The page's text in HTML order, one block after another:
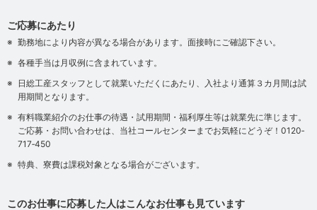
ご応募にあたり
勤務地により内容が異なる場合があります。面接時にご確認下さい。
各種手当は月収例に含まれています。
日総工産スタッフとして就業いただくにあたり、入社より通算３カ月間は試
用期間となります。
有料職業紹介のお仕事の待遇・試用期間・福利厚生等は就業先に準じます。
ご応募・お問い合わせは、当社コールセンターまでお気軽にどうぞ！0120‐
717‐450
特典、寮費は課税対象となる場合がございます。
このお仕事に応募した人はこんなお仕事も見ています